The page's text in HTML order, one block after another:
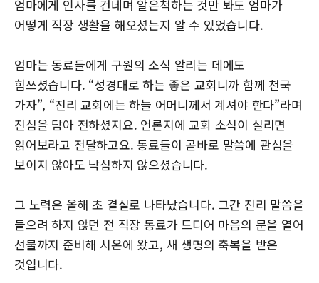
엄마에게 인사를 건네며 알은척하는 것만 봐도 엄마가
어떻게 직장 생활을 해오셨는지 알 수 있었습니다.
엄마는 동료들에게 구원의 소식 알리는 데에도
힘쓰셨습니다. “성경대로 하는 좋은 교회니까 함께 천국
가자”, “진리 교회에는 하늘 어머니께서 계셔야 한다”라며
진심을 담아 전하셨지요. 언론지에 교회 소식이 실리면
읽어보라고 전달하고요. 동료들이 곧바로 말씀에 관심을
보이지 않아도 낙심하지 않으셨습니다.
그 노력은 올해 초 결실로 나타났습니다. 그간 진리 말씀을
들으려 하지 않던 전 직장 동료가 드디어 마음의 문을 열어
선물까지 준비해 시온에 왔고, 새 생명의 축복을 받은
것입니다.